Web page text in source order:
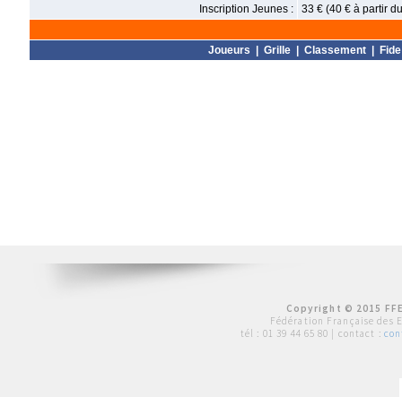
Inscription Jeunes :
33 € (40 € à partir
Joueurs Grille Classement Fide
Copyright © 2015
Fédération Française des
tél : 01 39 44 65 80 | contact :